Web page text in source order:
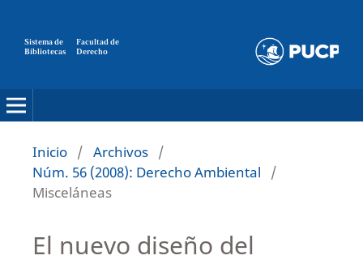
Sistema de
Bibliotecas
Facultad de
Derecho
Inicio / Archivos /
Núm. 56 (2008): Derecho Ambiental
/
Misceláneas
El nuevo diseño del